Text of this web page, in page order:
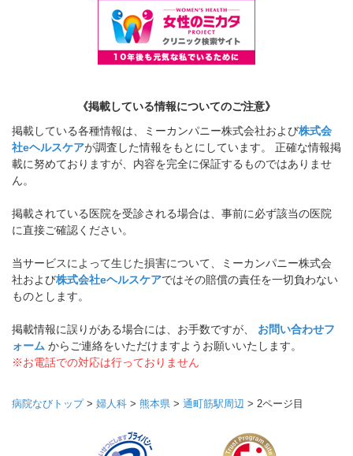
《掲載している情報についてのご注意》
掲載している各種情報は、ミーカンパニー株式会社および株式会
社eヘルスケアが調査した情報をもとにしています。 正確な情報掲
載に努めておりますが、内容を完全に保証するものではありませ
ん。
掲載されている医院を受診される場合は、事前に必ず該当の医院
に直接ご確認ください。
当サービスによって生じた損害について、ミーカンパニー株式会
社および株式会社eヘルスケアではその賠償の責任を一切負わない
ものとします。
掲載情報に誤りがある場合には、お手数ですが、 お問い合わせフ
ォーム からご連絡をいただけますようお願いいたします。
※お電話での対応は行っておりません
病院なびトップ> 婦人科 > 熊本県 > 通町筋駅周辺 > 2ページ目